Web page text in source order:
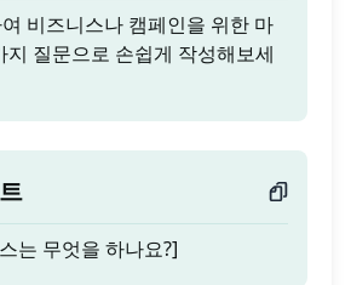
비즈니스나 캠페인을 위한 마
지 질문으로 손쉽게 작성해보세
는 무엇을 하나요?]